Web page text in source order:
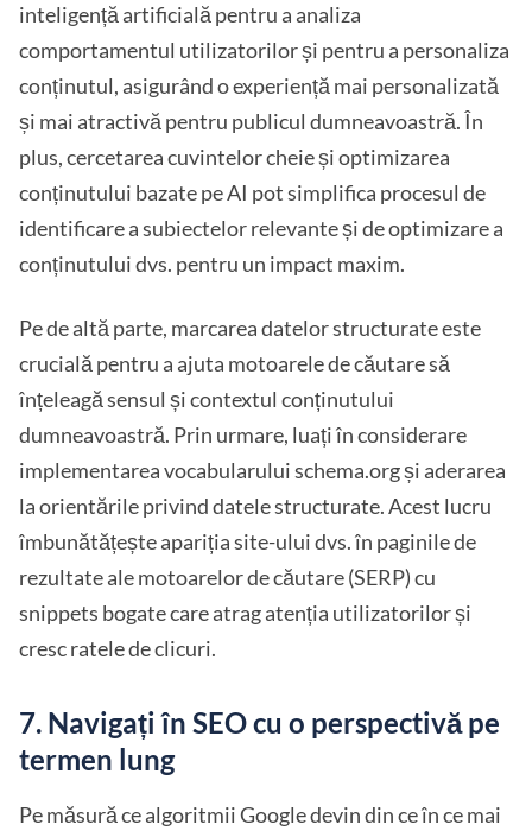
inteligență artificială pentru a analiza
comportamentul utilizatorilor și pentru a personaliza
conținutul, asigurând o experiență mai personalizată
și mai atractivă pentru publicul dumneavoastră. În
plus, cercetarea cuvintelor cheie și optimizarea
conținutului bazate pe AI pot simplifica procesul de
identificare a subiectelor relevante și de optimizare a
conținutului dvs. pentru un impact maxim.
Pe de altă parte, marcarea datelor structurate este
crucială pentru a ajuta motoarele de căutare să
înțeleagă sensul și contextul conținutului
dumneavoastră. Prin urmare, luați în considerare
implementarea vocabularului schema.org și aderarea
la orientările privind datele structurate. Acest lucru
îmbunătățește apariția site-ului dvs. în paginile de
rezultate ale motoarelor de căutare (SERP) cu
snippets bogate care atrag atenția utilizatorilor și
cresc ratele de clicuri.
7. Navigați în SEO cu o perspectivă pe
termen lung
Pe măsură ce algoritmii Google devin din ce în ce mai